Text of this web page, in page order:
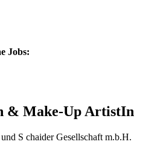
Jobs:
& Make-Up ArtistIn
S chaider Gesellschaft m.b.H.